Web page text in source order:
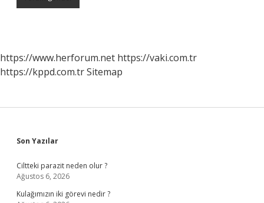
https://www.herforum.net https://vaki.com.tr
https://kppd.com.trSitemap
Sidebar
Son Yazılar
Ciltteki parazit neden olur ?
Ağustos 6, 2026
Kulağımızın iki görevi nedir ?